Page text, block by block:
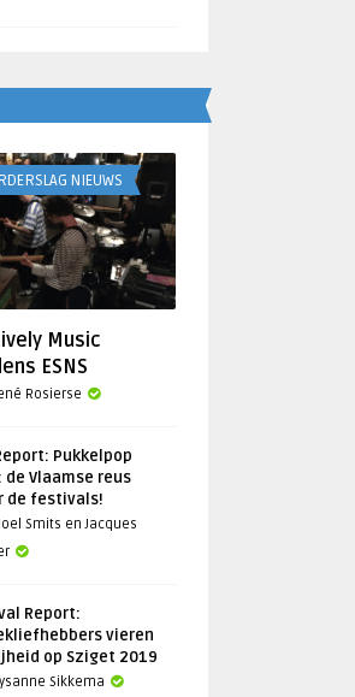
NIEUWS
Music
ESNS
Rosierse
Pukkelpop
de Vlaamse reus
de festivals!
Smits en Jacques
Report:
vieren
op Sziget 2019
Sikkema